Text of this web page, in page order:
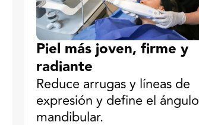
Piel más joven, firme y
radiante
Reduce arrugas y líneas de
expresión y define el ángulo
mandibular.